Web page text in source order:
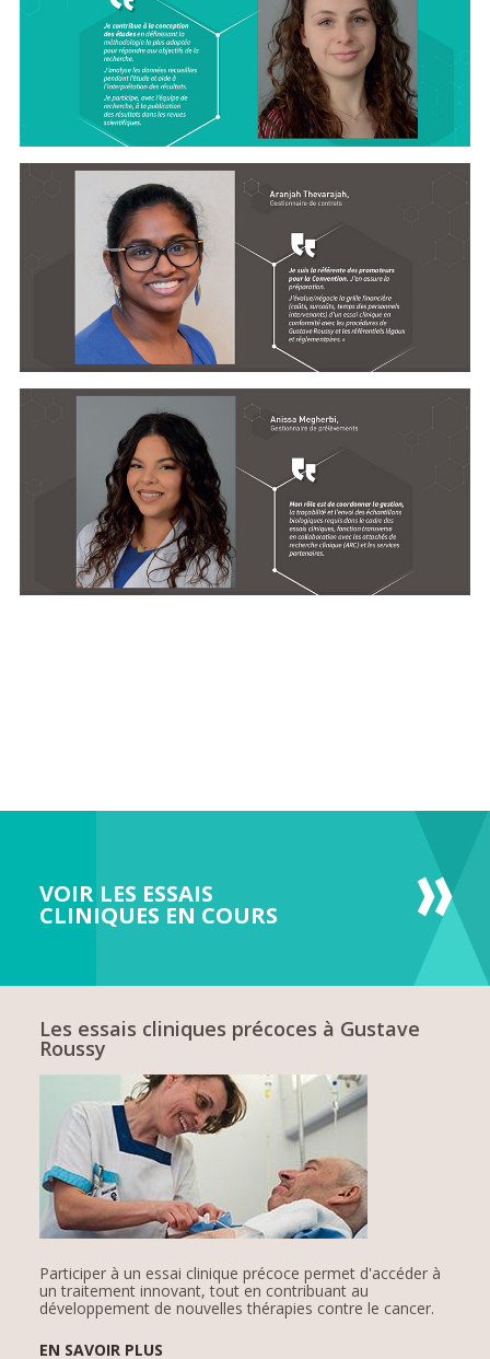
VOIR LES ESSAIS
CLINIQUES EN COURS
Les essais cliniques précoces à Gustave
Roussy
Participer à un essai clinique précoce permet d'accéder à
un traitement innovant, tout en contribuant au
développement de nouvelles thérapies contre le cancer.
EN SAVOIR PLUS